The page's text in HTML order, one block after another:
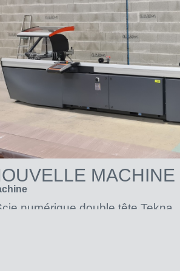
MACHINE
numérique double tête Tekna